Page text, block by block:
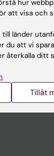
i
hur
att visa och
länder
du att vi
återkalla ditt
Tillåt